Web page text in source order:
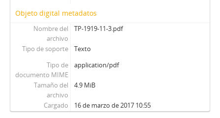
Objeto digital metadatos
Nombre del
archivo
TP-1919-11-3.pdf
Tipo de soporte
Texto
Tipo de
documento MIME
application/pdf
Tamaño del
archivo
4.9 MiB
Cargado 16 de marzo de 2017 10:55